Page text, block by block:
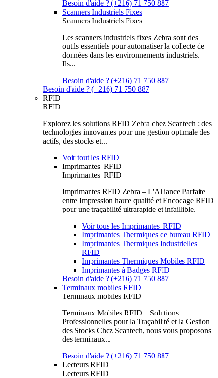
Besoin d'aide ? (+216) 71 750 887
Scanners Industriels Fixes
Scanners Industriels Fixes
Les scanners industriels fixes Zebra sont des
outils essentiels pour automatiser la collecte de
données dans les environnements industriels.
Ils...
Besoin d'aide ? (+216) 71 750 887
Besoin d'aide ? (+216) 71 750 887
RFID
RFID
Explorez les solutions RFID Zebra chez Scantech : des
technologies innovantes pour une gestion optimale des
actifs, des stocks et...
Voir tout les RFID
Imprimantes RFID
Imprimantes RFID
Imprimantes RFID Zebra – L'Alliance Parfaite
entre Impression haute qualité et Encodage RFID
pour une traçabilité ultrarapide et infaillible.
Voir tous les Imprimantes RFID
Imprimantes Thermiques de bureau RFID
Imprimantes Thermiques Industrielles
RFID
Imprimantes Thermiques Mobiles RFID
Imprimantes à Badges RFID
Besoin d'aide ? (+216) 71 750 887
Terminaux mobiles RFID
Terminaux mobiles RFID
Terminaux Mobiles RFID – Solutions
Professionnelles pour la Traçabilité et la Gestion
des Stocks Chez Scantech, nous vous proposons
des terminaux...
Besoin d'aide ? (+216) 71 750 887
Lecteurs RFID
Lecteurs RFID